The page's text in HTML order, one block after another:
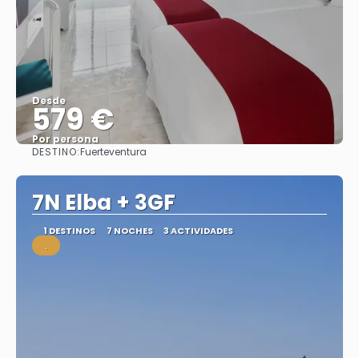
Desde
579 €
Por persona
DESTINO:Fuerteventura
7N Elba + 3GF
1 DESTINOS 7 NOCHES 3 ACTIVIDADES
.